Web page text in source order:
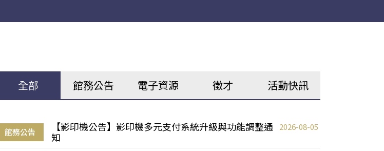
全部 館務公告 電子資源 徵才 活動快訊
館務公告
【影印機公告】影印機多元支付系統升級與功能調整通
知
2026-08-05